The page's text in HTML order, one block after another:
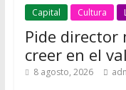
Capital Cultura
Pide director
creer en el
8 agosto, 2026